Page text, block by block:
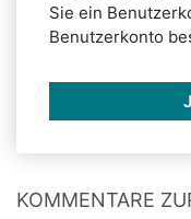
Sie ein
Benutzerkonto
KOMMENTARE